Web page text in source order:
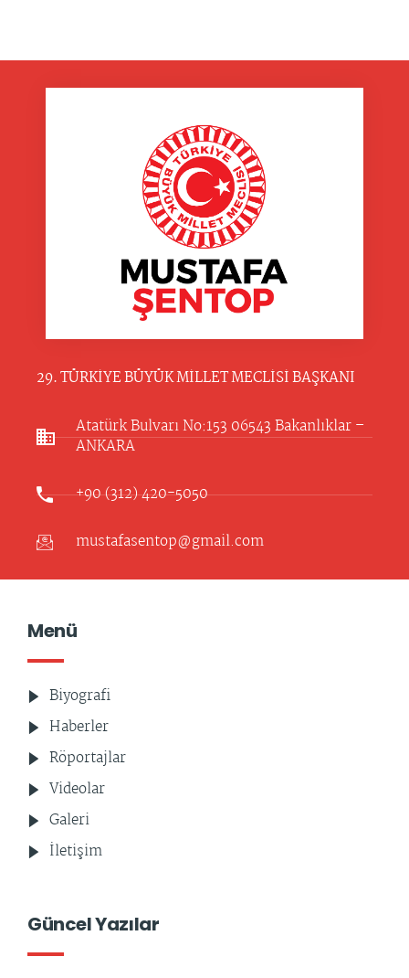
29. TÜRKİYE BÜYÜK MİLLET MECLİSİ BAŞKANI
Atatürk Bulvarı No:153 06543 Bakanlıklar –
ANKARA​
+90 (312) 420-5050
mustafasentop@gmail.com
Menü
Biyografi
Haberler
Röportajlar
Videolar
Galeri
İletişim
Güncel Yazılar